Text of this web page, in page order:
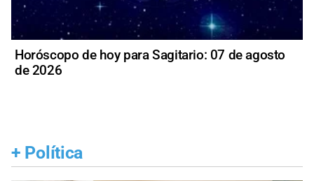
Horóscopo de hoy para Sagitario: 07 de agosto
de 2026
+ Política